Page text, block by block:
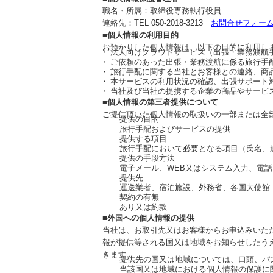
職名・所属：取締役専務執行役員
連絡先：TEL 050-2018-3213 お問合せフォー
■個人情報の利用目的
お預かりした個人情報は、以下の目的に利用し
法人向けクラウドサービス（出張・業務渡
ご依頼のあった出張・業務渡航に係る旅行
旅行手配に関する当社とお客様との連絡、商
本サービスの利用状況の確認、出張サポート
当社及び当社の提携する企業の商品やサービ
■個人情報の第三者提供について
ご提供頂いた個人情報の取扱いの一部または
提供の目的
旅行手配およびサービスの提供
提供する項目
旅行手配において必要となる項目（氏名
提供の手段方法
電子メール、WEB又はシステム入力、電話
提供先
運送業者、宿泊施設、外務省、各国大使館
契約の有無
あり又は約款
■外国への個人情報の提供
当社は、お取引先又はお客様からお申込みい
報が提供等される国又は地域をお知らせした
きます。
提供先の国又は地域については、口頭、
当該国又は地域における個人情報の保護